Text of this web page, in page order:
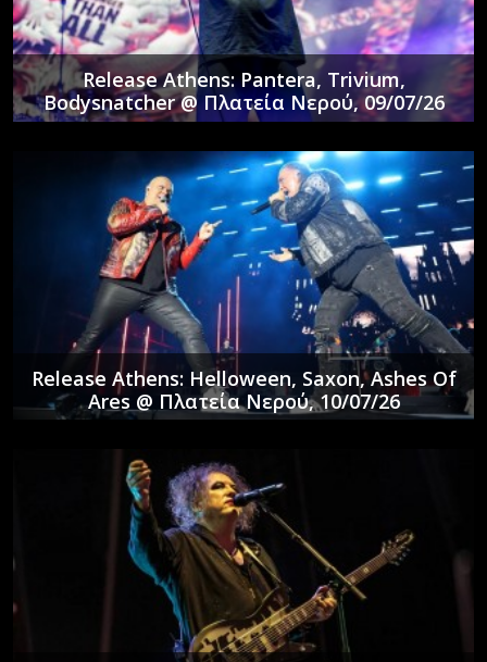
Release Athens: Pantera, Trivium,
Bodysnatcher @ Πλατεία Νερού, 09/07/26
Release Athens: Helloween, Saxon, Ashes Of
Ares @ Πλατεία Νερού, 10/07/26